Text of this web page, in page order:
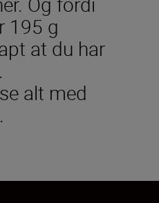
195 g
at du har
alt med